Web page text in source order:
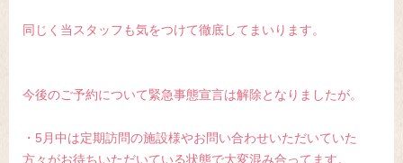
同じく当スタッフも気をつけて徹底してまいります。
今後のご予約について緊急事態宣言は解除となりましたが。
・5月中は定期訪問の施設様やお問い合わせいただいていた
方々がお待ちいただいている状態で大変混み合ってます。